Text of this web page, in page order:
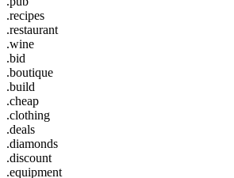
.recipes
.restaurant
.wine
.bid
.boutique
.build
.cheap
.clothing
.deals
.diamonds
.discount
.equipment